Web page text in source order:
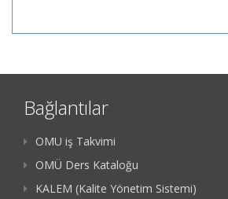
Bağlantılar
OMU iş Takvimi
OMÜ Ders Kataloğu
KALEM (Kalite Yönetim Sistemi)